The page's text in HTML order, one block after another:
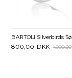
800,00 DKK 1.000,00